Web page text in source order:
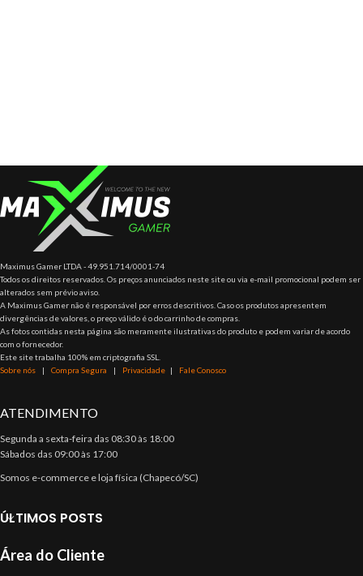
Maximus Gamer LTDA - 49.951.714/0001-74
Todos os direitos reservados. Os preços anunciados neste site ou via e-mail promocional podem ser
alterados sem prévio aviso.
A Maximus Gamer não é responsável por erros descritivos. Caso os produtos apresentem
divergências de valores, o preço válido é o do carrinho de compras.
As fotos contidas nesta página são meramente ilustrativas do produto e podem variar de acordo
com o fornecedor.
Este site trabalha 100% em criptografia SSL.
Sobre nós | Compra Segura | Privacidade | Fale Conosco
ATENDIMENTO
Segunda a sexta-feira das 08:30 às 18:00
Sábados das 09:00 às 17:00
Somos e-commerce e loja física (Chapecó/SC)
ÚLTIMOS POSTS
Área do Cliente